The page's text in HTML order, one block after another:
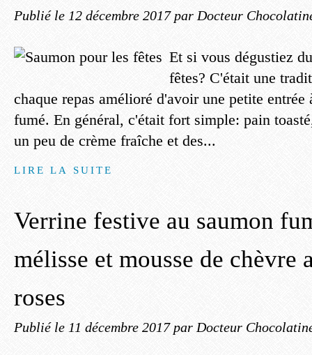
Publié le 12 décembre 2017 par Docteur
Et si vous dégustiez
fêtes? C'était une
chaque repas amélioré d'avoir une petite entrée
fumé. En général, c'était fort simple: pain
un peu de crème fraîche et des...
LIRE LA SUITE
Verrine festive au saumon
mélisse et mousse de chèvre
roses
Publié le 11 décembre 2017 par Docteur